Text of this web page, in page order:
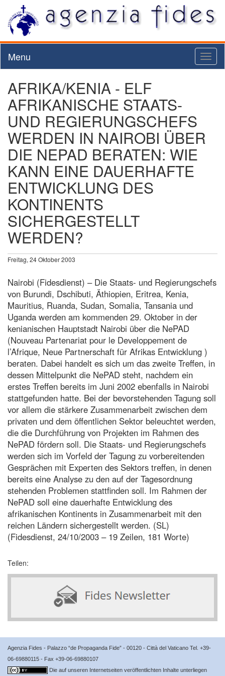
Menu
AFRIKA/KENIA - ELF
AFRIKANISCHE STAATS-
UND REGIERUNGSCHEFS
WERDEN IN NAIROBI ÜBER
DIE NEPAD BERATEN: WIE
KANN EINE DAUERHAFTE
ENTWICKLUNG DES
KONTINENTS
SICHERGESTELLT
WERDEN?
Freitag, 24 Oktober 2003
Nairobi (Fidesdienst) – Die Staats- und Regierungschefs
von Burundi, Dschibuti, Äthiopien, Eritrea, Kenia,
Mauritius, Ruanda, Sudan, Somalia, Tansania und
Uganda werden am kommenden 29. Oktober in der
kenianischen Hauptstadt Nairobi über die NePAD
(Nouveau Partenariat pour le Developpement de
l’Afrique, Neue Partnerschaft für Afrikas Entwicklung )
beraten. Dabei handelt es sich um das zweite Treffen, in
dessen Mittelpunkt die NePAD steht, nachdem ein
erstes Treffen bereits im Juni 2002 ebenfalls in Nairobi
stattgefunden hatte. Bei der bevorstehenden Tagung soll
vor allem die stärkere Zusammenarbeit zwischen dem
privaten und dem öffentlichen Sektor beleuchtet werden,
die die Durchführung von Projekten im Rahmen des
NePAD fördern soll. Die Staats- und Regierungschefs
werden sich im Vorfeld der Tagung zu vorbereitenden
Gesprächen mit Experten des Sektors treffen, in denen
bereits eine Analyse zu den auf der Tagesordnung
stehenden Problemen stattfinden soll. Im Rahmen der
NePAD soll eine dauerhafte Entwicklung des
afrikanischen Kontinents in Zusammenarbeit mit den
reichen Ländern sichergestellt werden. (SL)
(Fidesdienst, 24/10/2003 – 19 Zeilen, 181 Worte)
Teilen:
Agenzia Fides - Palazzo “de Propaganda Fide” - 00120 - Città del Vaticano Tel. +39-
06-69880115 - Fax +39-06-69880107
Die auf unseren Internetseiten veröffentlichten Inhalte unterliegen